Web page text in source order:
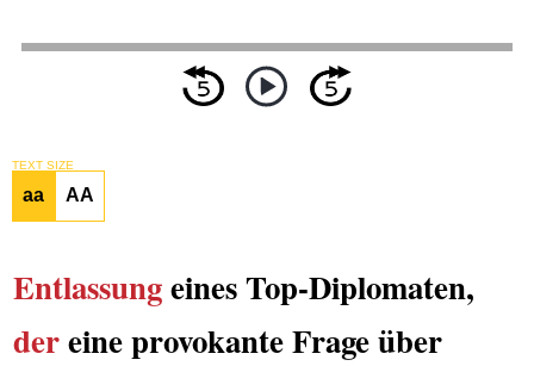
TEXT SIZE
aa AA
Entlassungeines Top-Diplomaten,
dereine provokante Frage über